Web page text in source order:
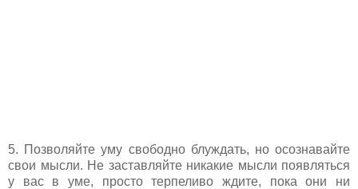
5. Позволяйте уму свободно блуждать, но осознавайте
свои мысли. Не заставляйте никакие мысли появляться
у вас в уме, просто терпеливо ждите, пока они ни